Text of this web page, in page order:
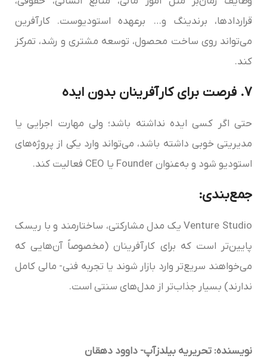
قراردادها، برندینگ و… برعهده استودیوست. کارآفرین
می‌تواند روی ساخت محصول، توسعه مشتری و رشد، تمرکز
کند.
7. فرصت برای کارآفرینان بدون ایده
حتی اگر کسی ایده نداشته باشد؛ ولی مهارت اجرایی یا
مدیریتی خوبی داشته باشد، می‌تواند وارد یکی از پروژه‌های
استودیو شود و به‌عنوان Founder یا CEO فعالیت کند.
جمع‌بندی:
Venture Studio یک مدل مشارکتی، ساختارمند و با ریسک
پایین‌تر است که برای کارآفرینان (مخصوصاً آن‌هایی که
می‌خواهند سریع‌تر وارد بازار شوند یا تجربه فنی- مالی کامل
ندارند) بسیار جذاب‌تر از مدل‌های سنتی است.
نویسنده: تحریریه بیلدزآپ- داوود دهقان